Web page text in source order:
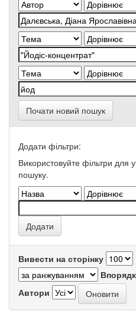
Почати новий пошук
Додати фільтри:
Використовуйте фільтри для
пошуку.
Вивести на сторінку
Автори